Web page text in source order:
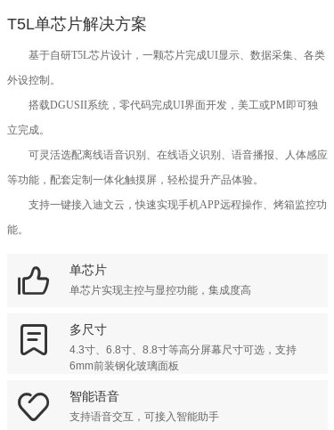
T5L单芯片解决方案
基于自研T5L芯片设计，一颗芯片完成UI显示、数据采集、各类
外设控制。
搭载DGUSII系统，零代码完成UI界面开发，美工或PM即可独
立完成。
可灵活选配离线语音识别、在线语义识别、语音播报、人体感应
等功能，配套定制一体化触摸屏，轻松提升产品体验。
支持一键接入迪文云，快速实现手机APP远程操作、烤箱监控功
能。
 单芯片
单芯片实现主控与显控功能，集成度高
 多尺寸
4.3寸、6.8寸、8.8寸等高分屏幕尺寸可选，支持
6mm前装钢化玻璃面板
 智能语音
支持语音交互，可接入智能助手